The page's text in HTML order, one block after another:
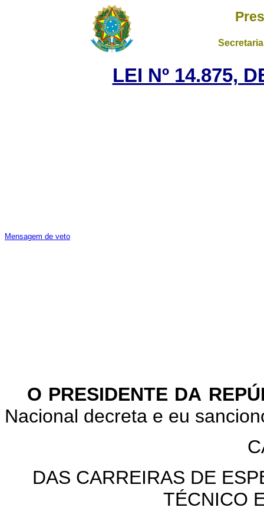
LEI Nº 14.875,
Mensagem de veto
O PRESIDENTE DA
Nacional decreta e eu
DAS CARREIRAS DE
TÉCNICO